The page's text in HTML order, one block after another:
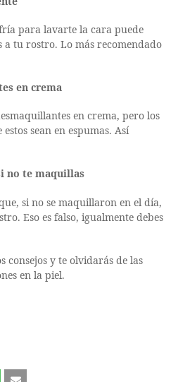
para lavarte la cara puede
a tu rostro. Lo más recomendado
en crema
en crema, pero los
sean en espumas. Así
no te maquillas
si no se maquillaron en el día,
Eso es falso, igualmente debes
consejos y te olvidarás de las
en la piel.